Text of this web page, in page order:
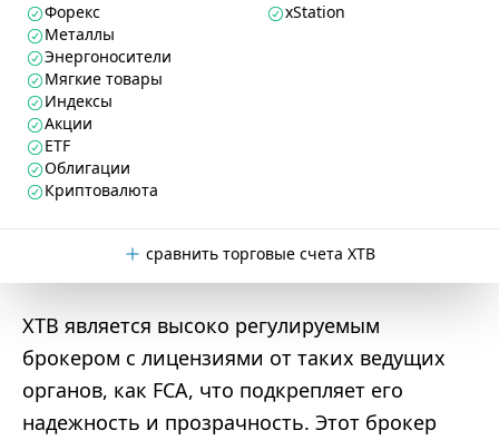
Форекс
Металлы
Энергоносители
Мягкие товары
Индексы
Акции
ETF
Облигации
Криптовалюта
xStation
сравнить торговые счета XTB
XTB является высоко регулируемым
брокером с лицензиями от таких ведущих
органов, как FCA, что подкрепляет его
надежность и прозрачность. Этот брокер